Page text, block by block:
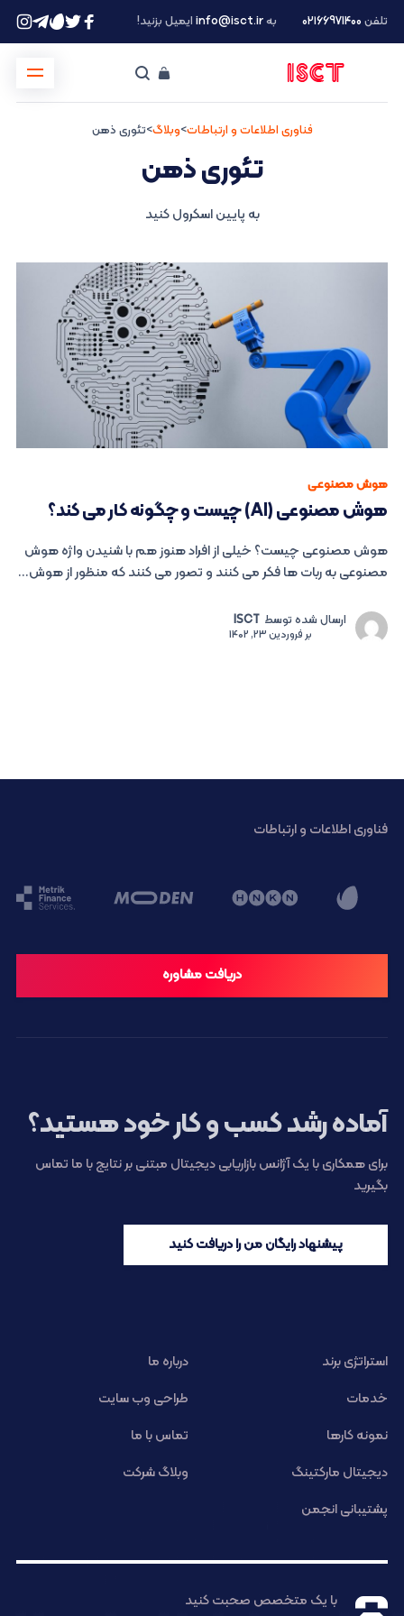
تلفن ۰۲۱66971400 بهinfo@isct.irایمیل بزنید!
فناوری اطلاعات و ارتباطات>وبلاگ>تئوری ذهن
تئوری ذهن
به پایین اسکرول کنید
هوش مصنوعی
هوش مصنوعی (AI) چیست و چگونه کار می کند؟
هوش مصنوعی چیست؟ خیلی از افراد هنوز هم با شنیدن واژه هوش
مصنوعی به ربات ها فکر می کنند و تصور می کنند که منظور از هوش...
ارسال شده توسط ISCT
برفروردین 23, 1402
فناوری اطلاعات و ارتباطات
دریافت مشاوره
آماده رشد کسب و کار خود هستید؟
برای همکاری با یک آژانس بازاریابی دیجیتال مبتنی بر نتایج با ما تماس
بگیرید
پیشنهاد رایگان من را دریافت کنید
استراتژی برند
درباره ما
خدمات
طراحی وب سایت
نمونه کارها
تماس با ما
دیجیتال مارکتینگ
وبلاگ شرکت
پشتیبانی انجمن
با یک متخصص صحبت کنید